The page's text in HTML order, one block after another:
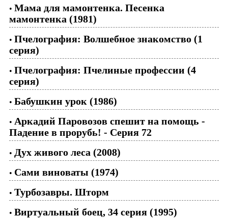
• Мама для мамонтенка. Песенка
мамонтенка (1981)
• Пчелография: Волшебное знакомство (1
серия)
• Пчелография: Пчелиные профессии (4
серия)
• Бабушкин урок (1986)
• Аркадий Паровозов спешит на помощь -
Падение в прорубь! - Серия 72
• Дух живого леса (2008)
• Сами виноваты (1974)
• Турбозавры. Шторм
• Виртуальный боец, 34 серия (1995)